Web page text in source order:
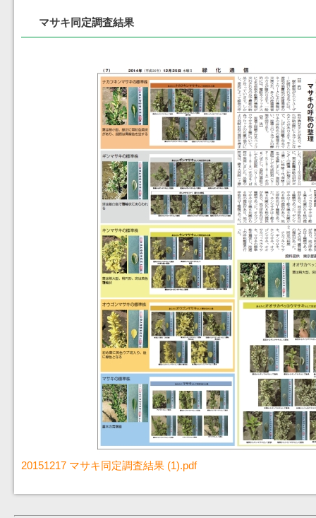
マサキ同定調査結果
20151217 マサキ同定調査結果 (1).pdf